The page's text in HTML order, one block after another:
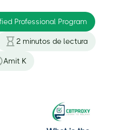
Professional Program
2 minutos de lectura
Amit K